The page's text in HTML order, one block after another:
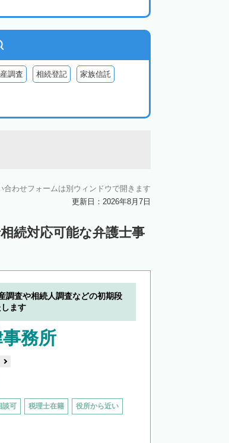
調査 相続登記 家族信託
合わせフォームは別ウィンドウで開きます
更新日：2026年8月7日
続対応可能な弁護士事
調査や相続人調査などの初期段
ます
務所
談可 税理士在籍 役所から近い